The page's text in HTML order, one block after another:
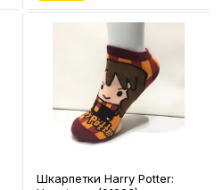
Шкарпетки Harry Potter: